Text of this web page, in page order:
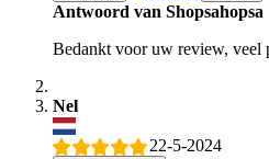
Antwoord van Shopsahopsa
Bedankt voor uw review, veel
Nel
22-5-2024